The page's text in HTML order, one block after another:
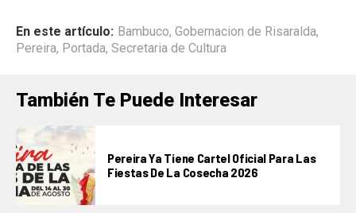
En este artículo: Bambuco, Gobernacion de Risaralda,
Pereira, Portada, Secretaria de Cultura
También Te Puede Interesar
Pereira Ya Tiene Cartel Oficial Para Las
Fiestas De La Cosecha 2026